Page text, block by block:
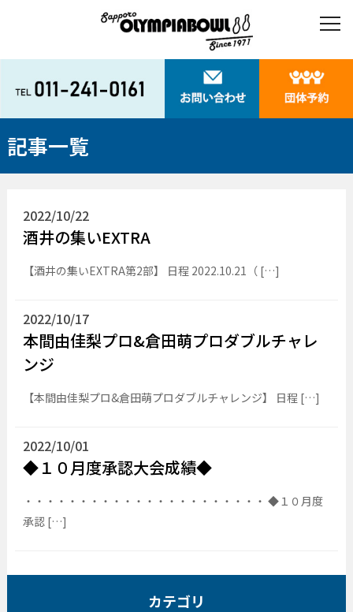
記事一覧
2022/10/22
酒井の集いEXTRA
【酒井の集いEXTRA第2部】 日程 2022.10.21（ […]
2022/10/17
本間由佳梨プロ&倉田萌プロダブルチャレ
ンジ
【本間由佳梨プロ&倉田萌プロダブルチャレンジ】 日程 […]
2022/10/01
◆１０月度承認大会成績◆
・・・・・・・・・・・・・・・・・・・・・・ ◆１０月度
承認 […]
カテゴリ